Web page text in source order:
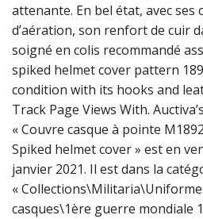
attenante. En bel état, avec ses
d’aération, son renfort de cuir
soigné en colis recommandé
spiked helmet cover pattern
condition with its hooks and
Track Page Views With.
« Couvre casque à pointe
Spiked helmet cover » est en
janvier 2021. Il est dans la
«
casques\1ère guerre mondiale